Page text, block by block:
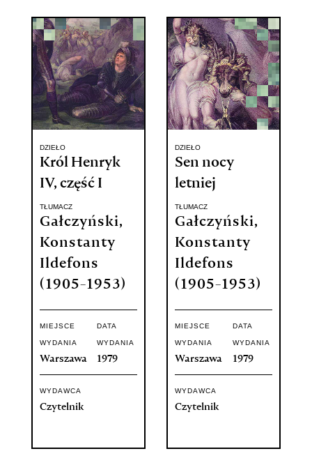
DZIEŁO
Król Henryk
IV, część I
TŁUMACZ
Gałczyński,
Konstanty
Ildefons
(1905-1953)
MIEJSCE
WYDANIA
Warszawa
DATA
WYDANIA
1979
WYDAWCA
Czytelnik
DZIEŁO
Sen nocy
letniej
TŁUMACZ
Gałczyński,
Konstanty
Ildefons
(1905-1953)
MIEJSCE
WYDANIA
Warszawa
DATA
WYDANIA
1979
WYDAWCA
Czytelnik